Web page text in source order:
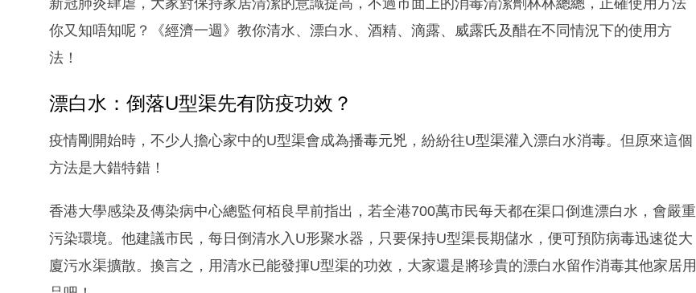
你又知唔知呢？《經濟一週》教你清水、漂白水、酒精、滴露、威露氏及醋在不同情況下的使用方
法！
漂白水：倒落U型渠先有防疫功效？
疫情剛開始時，不少人擔心家中的U型渠會成為播毒元兇，紛紛往U型渠灌入漂白水消毒。但原來這個
方法是大錯特錯！
香港大學感染及傳染病中心總監何栢良早前指出，若全港700萬市民每天都在渠口倒進漂白水，會嚴重
污染環境。他建議市民，每日倒清水入U形聚水器，只要保持U型渠長期儲水，便可預防病毒迅速從大
廈污水渠擴散。換言之，用清水已能發揮U型渠的功效，大家還是將珍貴的漂白水留作消毒其他家居用